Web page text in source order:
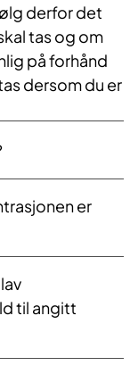
derfor det
tas og om
på forhånd
dersom du er
er
til angitt